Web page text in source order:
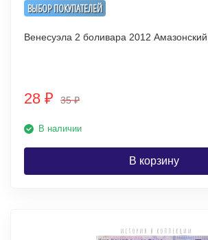
ВЫБОР ПОКУПАТЕЛЕЙ
28 ₽ 35₽
В наличии
В корзину